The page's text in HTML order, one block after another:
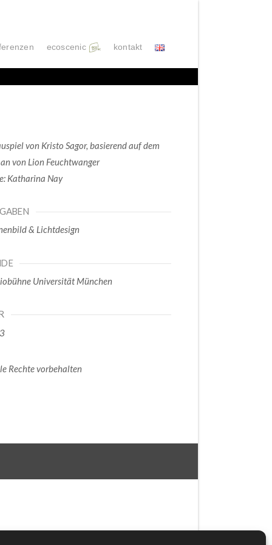
ecoscenic kontakt
von Kristo Sagor, basierend auf dem
von Lion Feuchtwanger
Katharina Nay
& Lichtdesign
Universität München
Rechte vorbehalten